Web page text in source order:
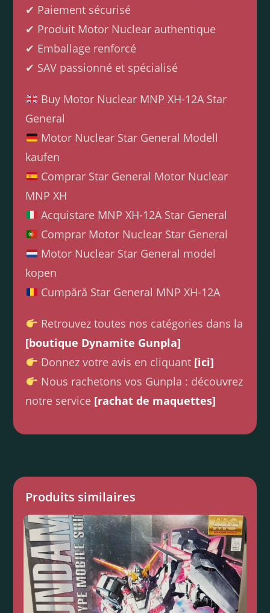
✔ Paiement sécurisé
✔ Produit Motor Nuclear authentique
✔ Emballage renforcé
✔ SAV passionné et spécialisé
Buy Motor Nuclear MNP XH-12A Star
General
Motor Nuclear Star General Modell
kaufen
Comprar Star General Motor Nuclear
MNP XH
Acquistare MNP XH-12A Star General
Comprar Motor Nuclear Star General
Motor Nuclear Star General model
kopen
Cumpără Star General MNP XH-12A
Retrouvez toutes nos catégories dans la
[boutique Dynamite Gunpla]
Donnez votre avis en cliquant [ici]
Nous rachetons vos Gunpla : découvrez
notre service [rachat de maquettes]
Produits similaires